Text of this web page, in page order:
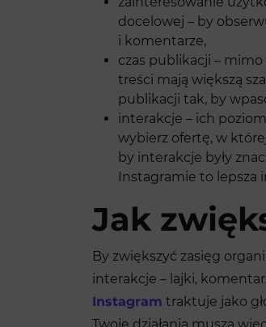
docelowej – by
i komentarze,
czas publikacji –
treści mają większą
publikacji tak, by
interakcje – ich
wybierz ofertę, w
by interakcje były
Instagramie to lepsza
Jak
By zwiększyć zasięg
interakcje – lajki,
Instagram traktuje jako